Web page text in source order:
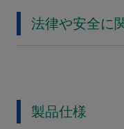
法律や安全に
製品仕様